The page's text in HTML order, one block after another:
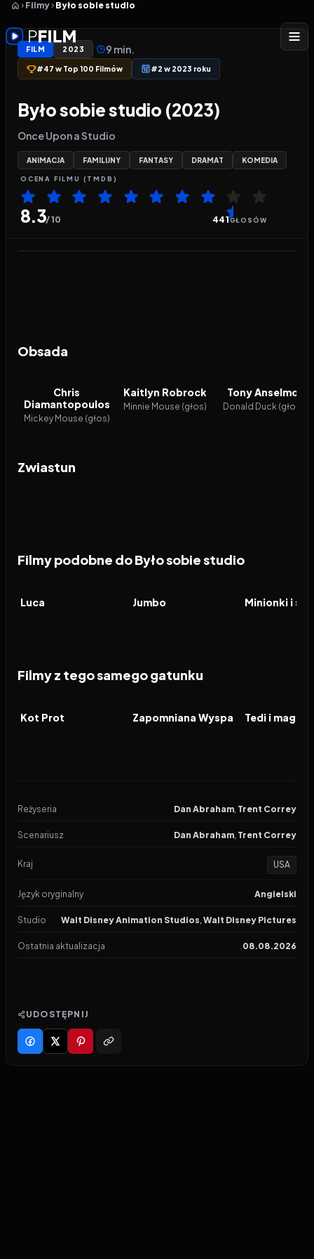
Filmy Było sobie studio
FILM 2023 9 min.
#47 w Top 100 Filmów #2 w 2023 roku
Było sobie studio (2023)
Once Upon a Studio
ANIMACJA FAMILIJNY FANTASY DRAMAT KOMEDIA
OCENA FILMU (TMDB)
8.3/ 10 441GŁOSÓW
Obsada
Chris
Diamantopoulos
Mickey Mouse (głos)
Kaitlyn Robrock
Minnie Mouse (głos)
Tony Anselmo
Donald Duck (głos)
Zwiastun
Filmy podobne do Było sobie studio
FILM
Luca FILM
Jumbo FILM
Minionki i
Filmy z tego samego gatunku
FILM
Kot Prot FILM
Zapomniana Wyspa FILM
Reżyseria Dan Abraham, Trent Correy
Scenariusz Dan Abraham, Trent Correy
Kraj USA
Język oryginalny Angielski
Studio Walt Disney Animation Studios, Walt Disney Pictures
Ostatnia aktualizacja 08.08.2026
UDOSTĘPNIJ